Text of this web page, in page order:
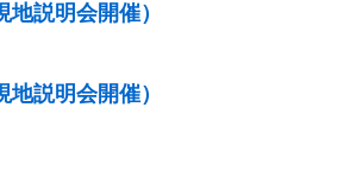
説明会開催）
説明会開催）